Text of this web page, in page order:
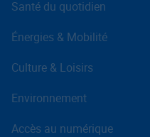
Santé du quotidien
Énergies & Mobilité
Culture & Loisirs
Environnement
Accès au numérique